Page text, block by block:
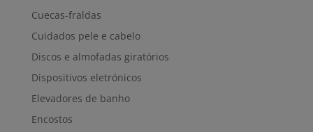
Cuecas-fraldas
Cuidados pele e cabelo
Discos e almofadas giratórios
Dispositivos eletrónicos
Elevadores de banho
Encostos